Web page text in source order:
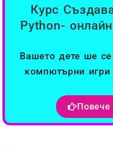
Курс
Python-
Вашето дете ше
компютърни
Повече